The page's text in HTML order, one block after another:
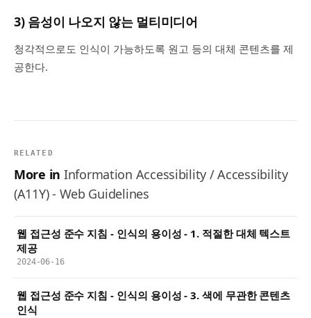
3) 음성이 나오지 않는 멀티미디어
청각적으로도 인식이 가능하도록 원고 등의 대체 콘텐츠를 제
공한다.
RELATED
More in Information Accessibility / Accessibility
(A11Y) - Web Guidelines
웹 접근성 준수 지침 - 인식의 용이성 - 1. 적절한 대체 텍스트
제공
2024-06-16
웹 접근성 준수 지침 - 인식의 용이성 - 3. 색에 무관한 콘텐츠
인식